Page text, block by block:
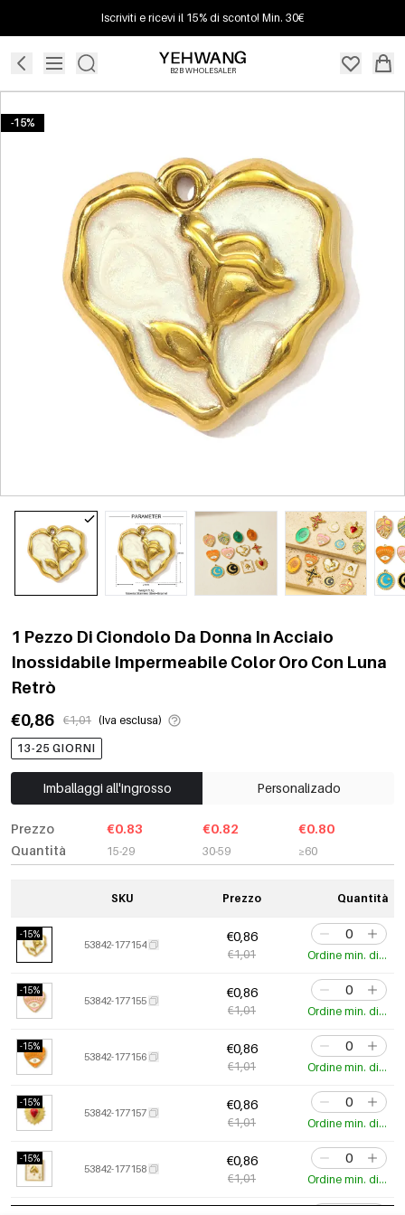
Iscriviti e ricevi il 15% di sconto! Min. 30€
B2B WHOLESALER
-15%
1 Pezzo Di Ciondolo Da Donna In Acciaio
Inossidabile Impermeabile Color Oro Con Luna
Retrò
€0,86
€1,01 (Iva esclusa)
13-25 GIORNI
Imballaggi all'ingrosso Personalizado
Prezzo
Quantità
€0.83
15-29
€0.82
30-59
€0.80
≥60
SKU Prezzo Quantità
-15%
53842-177154
€0,86
€1,01 Ordine min. di 3 pz.
-15%
53842-177155
€0,86
€1,01 Ordine min. di 3 pz.
-15%
53842-177156
€0,86
€1,01 Ordine min. di 3 pz.
-15%
53842-177157
€0,86
€1,01 Ordine min. di 3 pz.
-15%
53842-177158
€0,86
€1,01 Ordine min. di 3 pz.